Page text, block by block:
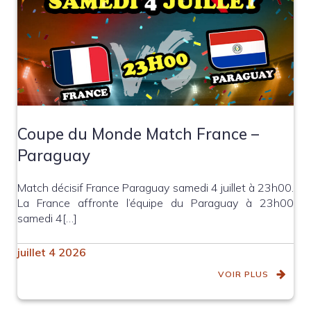
Coupe du Monde Match France –
Paraguay
Match décisif France Paraguay samedi 4 juillet à 23h00.
La France affronte l’équipe du Paraguay à 23h00
samedi 4[…]
juillet 4 2026
VOIR PLUS